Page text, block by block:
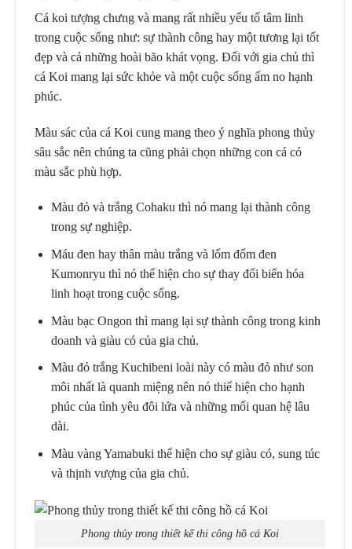
Cá koi tượng chưng và mang rất nhiều yếu tố tâm linh
trong cuộc sống như: sự thành công hay một tương lại tốt
đẹp và cả những hoài bão khát vọng. Đối với gia chủ thì
cá Koi mang lại sức khỏe và một cuộc sống ấm no hạnh
phúc.
Màu sác của cá Koi cung mang theo ý nghĩa phong thủy
sâu sắc nên chúng ta cũng phải chọn những con cá có
màu sắc phù hợp.
Màu đỏ và trắng Cohaku thì nó mang lại thành công
trong sự nghiệp.
Máu đen hay thân màu trắng và lốm đốm đen
Kumonryu thì nó thể hiện cho sự thay đổi biến hóa
linh hoạt trong cuộc sống.
Màu bạc Ongon thì mang lại sự thành công trong kinh
doanh và giàu có của gia chủ.
Màu đỏ trắng Kuchibeni loài này có màu đỏ như son
môi nhất là quanh miệng nên nó thiể hiện cho hạnh
phúc của tình yêu đôi lứa và những mối quan hệ lâu
dài.
Màu vàng Yamabuki thể hiện cho sự giàu có, sung túc
và thịnh vượng của gia chủ.
Phong thủy trong thiết kế thi công hồ cá Koi